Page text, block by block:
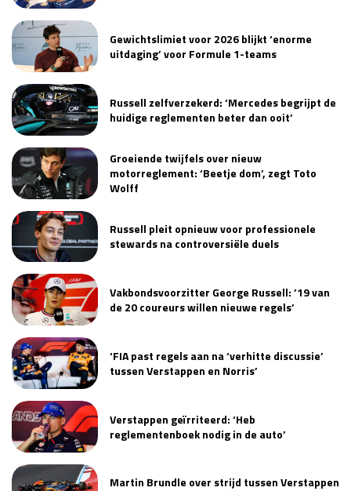
Gewichtslimiet voor 2026 blijkt ‘enorme
uitdaging’ voor Formule 1-teams
Russell zelfverzekerd: ‘Mercedes begrijpt de
huidige reglementen beter dan ooit’
Groeiende twijfels over nieuw
motorreglement: ‘Beetje dom’, zegt Toto
Wolff
Russell pleit opnieuw voor professionele
stewards na controversiële duels
Vakbondsvoorzitter George Russell: ’19 van
de 20 coureurs willen nieuwe regels’
‘FIA past regels aan na ‘verhitte discussie’
tussen Verstappen en Norris’
Verstappen geïrriteerd: ‘Heb
reglementenboek nodig in de auto’
Martin Brundle over strijd tussen Verstappen